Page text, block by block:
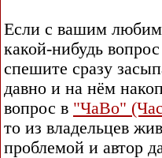
Если с вашим
какой-нибудь
спешите сразу
давно и на нём
вопрос в "ЧаВо"
то из владельцев
проблемой и автор